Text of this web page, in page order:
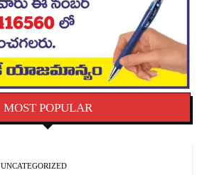
MOST POPULAR
UNCATEGORIZED